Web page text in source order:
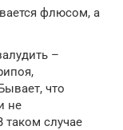
флюсом, а
–
что
не
случае